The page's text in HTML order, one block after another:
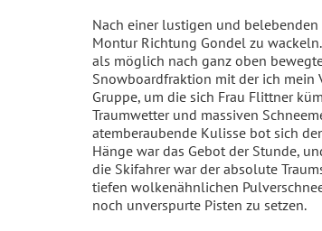
Nach einer lustigen und
Montur Richtung Gondel zu
als möglich nach ganz oben
Snowboardfraktion mit der ich mein
Gruppe, um die sich Frau Flittner
Traumwetter und massiven
atemberaubende Kulisse bot sich
Hänge war das Gebot der Stunde,
die Skifahrer war der absolute
tiefen wolkenähnlichen
noch unverspurte Pisten zu setzen.